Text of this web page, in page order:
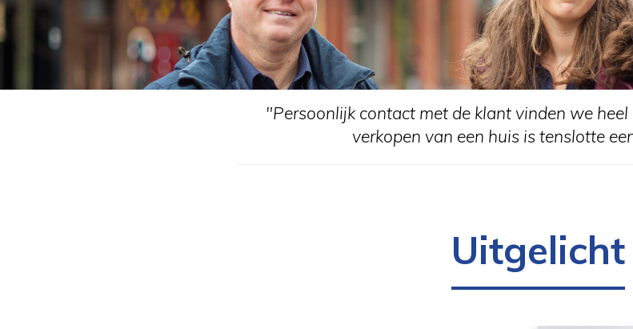
"Persoonlijk contact met de klant vinden we
verkopen van een huis is tenslotte
Uitgelicht